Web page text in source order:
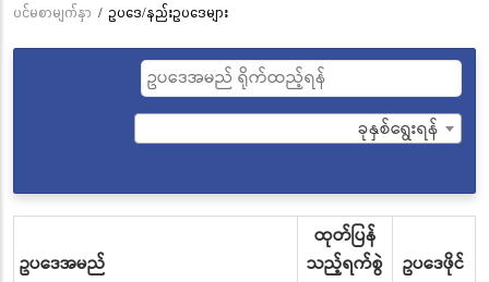
Breadcrumb
ပင်မစာမျက်နှာ / ဥပဒေ/နည်းဥပဒေများ
ခုနှစ်ရွေးရန်
ဥပဒေအမည်
ထုတ်ပြန်
သည့်ရက်စွဲ
ဥပဒေဖိုင်